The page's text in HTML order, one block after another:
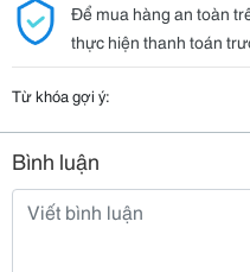
Để mua hàng an toàn
thực hiện thanh toán
Từ khóa gợi ý:
Bình luận